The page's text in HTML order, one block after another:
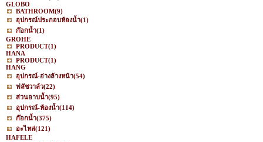
GLOBO
BATHROOM(9)
อุปกรณ์ประกอบห้องน้ำ(1)
ก๊อกน้ำ(1)
GROHE
PRODUCT(1)
HANA
PRODUCT(1)
HANG
อุปกรณ์-อ่างล้างหน้า(54)
ฟลัชวาล์ว(22)
ส่วนอาบน้ำ(95)
อุปกรณ์-ห้องน้ำ(114)
ก๊อกน้ำ(375)
อะไหล่(121)
HAFELE